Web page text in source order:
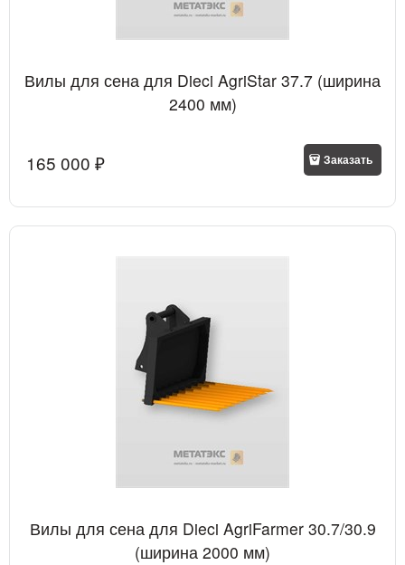
Вилы для сена для Dieci AgriStar 37.7 (ширина
2400 мм)
165 000 ₽ Заказать
Вилы для сена для Dieci AgriFarmer 30.7/30.9
(ширина 2000 мм)